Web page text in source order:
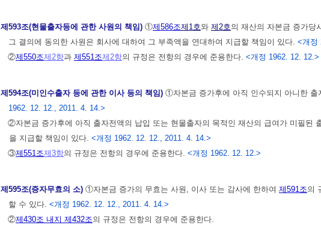
제593조(현물출자등에 관한 사원의 책임) ①제586조제1호와 제2호의 재산의 자본금 증가당
그 결의에 동의한 사원은 회사에 대하여 그 부족액을 연대하여 지급할 책임이 있다. <개정
②제550조제2항과 제551조제2항의 규정은 전항의 경우에 준용한다. <개정 1962. 12. 12.>
제594조(미인수출자 등에 관한 이사 등의 책임) ①자본금 증가후에 아직 인수되지 아니한 출
1962. 12. 12., 2011. 4. 14.>
②자본금 증가후에 아직 출자전액의 납입 또는 현물출자의 목적인 재산의 급여가 미필된
을 지급할 책임이 있다. <개정 1962. 12. 12., 2011. 4. 14.>
③제551조제3항의 규정은 전항의 경우에 준용한다. <개정 1962. 12. 12.>
제595조(증자무효의 소) ①자본금 증가의 무효는 사원, 이사 또는 감사에 한하여 제591조의
할 수 있다. <개정 1962. 12. 12., 2011. 4. 14.>
②제430조 내지 제432조의 규정은 전항의 경우에 준용한다.